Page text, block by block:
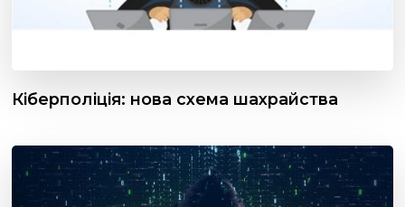
Кіберполіція: нова схема шахрайства